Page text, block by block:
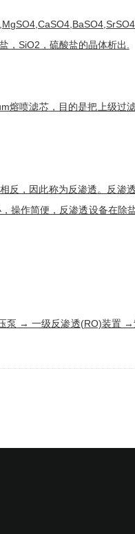
，SiO2，硫酸盐的晶体析出.
熔喷滤芯，目的是把上级过
反，因此称为反渗透。 反渗
操作简便，反渗透设备在除
泵 → 一级反渗透(RO)装置 →